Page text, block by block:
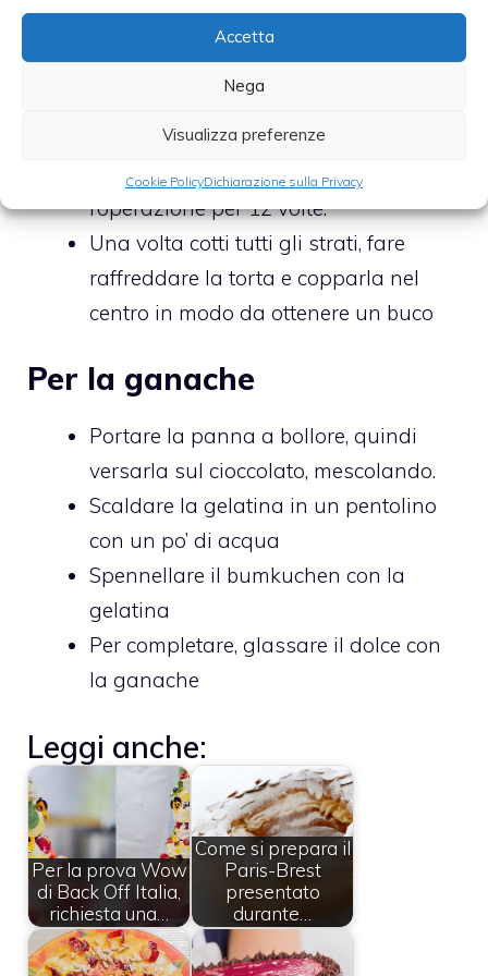
Accetta
Nega
Visualizza preferenze
Cookie PolicyDichiarazione sulla Privacy
cuocere per circa 3 minuti, finché non
diventa dorato.
Mettere sul primo strato un altro
strato di impasto e cuocere di nuovo
per circa 3 minuti. Ripetere
l’operazione per 12 volte.
Una volta cotti tutti gli strati, fare
raffreddare la torta e copparla nel
centro in modo da ottenere un buco
Per la ganache
Portare la panna a bollore, quindi
versarla sul cioccolato, mescolando.
Scaldare la gelatina in un pentolino
con un po’ di acqua
Spennellare il bumkuchen con la
gelatina
Per completare, glassare il dolce con
la ganache
Leggi anche:
Per la prova Wow
di Back Off Italia,
richiesta una…
Come si prepara il
Paris-Brest
presentato
durante…